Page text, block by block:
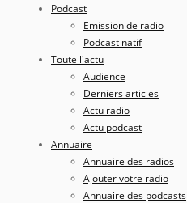
Podcast
Emission de radio
Podcast natif
Toute l'actu
Audience
Derniers articles
Actu radio
Actu podcast
Annuaire
Annuaire des radios
Ajouter votre radio
Annuaire des podcasts